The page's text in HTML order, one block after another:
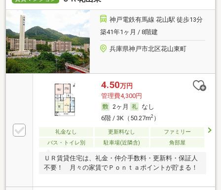
神戸電鉄有馬線 花山駅 徒歩13分
築41年1ヶ月 / 8階建
兵庫県神戸市北区花山東町
4.50万円
管理費4,300円
2ヶ月
なし
6階 / 3K（50.27m2）
礼金なし 更新料なし
ファミリー
バス・トイレ別
駐車場(近隣含) 角部屋
ＵＲ賃貸住宅は、礼金・仲介手数料・更新料・保証人
不要！ 月々の家賃でＰｏｎｔａポイントが貯まる！